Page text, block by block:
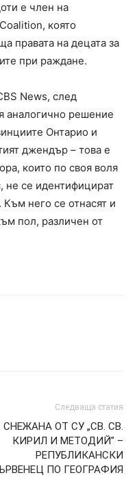
е член на
която
правата на децата за
при раждане.
News, след
аналогично решение
Онтарио и
джендър – това е
които по своя воля
не се идентифицират
него се отнасят и
пол, различен от
Следваща статия
СНЕЖАНА ОТ СУ „СВ. СВ.
КИРИЛ И МЕТОДИЙ” –
РЕПУБЛИКАНСКИ
ПО ГЕОГРАФИЯ